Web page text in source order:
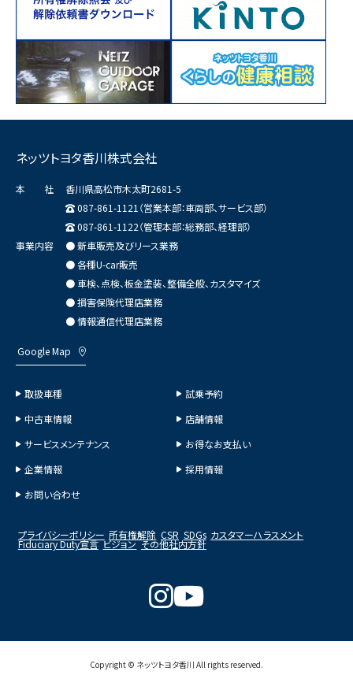
ネッツトヨタ香川株式会社
本 社
香川県高松市木太町2681-5
087-861-1121（営業本部：車両部、サービス部）
087-861-1122（管理本部：総務部、経理部）
事業内容
● 新車販売及びリース業務
● 各種U-car販売
● 車検、点検、板金塗装、整備全般、カスタマイズ
● 損害保険代理店業務
● 情報通信代理店業務
Google Map
取扱車種
試乗予約
中古車情報
店舗情報
サービスメンテナンス
お得なお支払い
企業情報
採用情報
お問い合わせ
プライバシーポリシー 所有権解除 CSR SDGs カスタマーハラスメント
Fiduciary Duty宣言 ビジョン その他社内方針
Copyright © ネッツトヨタ香川 All rights reserved.